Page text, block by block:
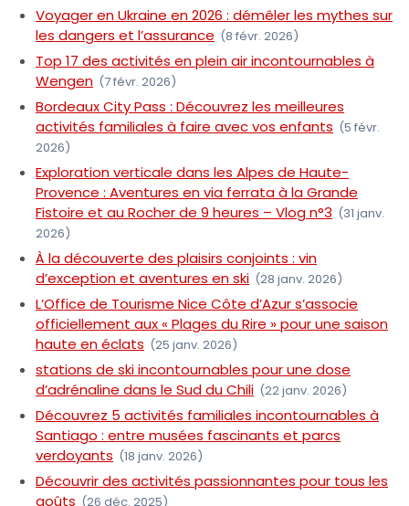
Voyager en Ukraine en 2026 : démêler les mythes sur
les dangers et l’assurance (8 févr. 2026)
Top 17 des activités en plein air incontournables à
Wengen (7 févr. 2026)
Bordeaux City Pass : Découvrez les meilleures
activités familiales à faire avec vos enfants (5 févr.
2026)
Exploration verticale dans les Alpes de Haute-
Provence : Aventures en via ferrata à la Grande
Fistoire et au Rocher de 9 heures – Vlog n°3 (31 janv.
2026)
À la découverte des plaisirs conjoints : vin
d’exception et aventures en ski (28 janv. 2026)
L’Office de Tourisme Nice Côte d’Azur s’associe
officiellement aux « Plages du Rire » pour une saison
haute en éclats (25 janv. 2026)
stations de ski incontournables pour une dose
d’adrénaline dans le Sud du Chili (22 janv. 2026)
Découvrez 5 activités familiales incontournables à
Santiago : entre musées fascinants et parcs
verdoyants (18 janv. 2026)
Découvrir des activités passionnantes pour tous les
goûts (26 déc. 2025)